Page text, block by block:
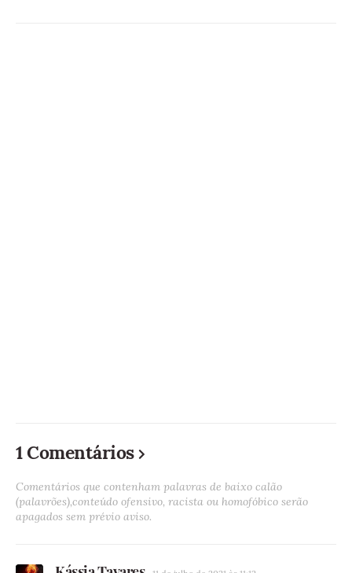
1 Comentários
Comentários que contenham palavras de baixo calão
(palavrões),conteúdo ofensivo, racista ou homofóbico serão
apagados sem prévio aviso.